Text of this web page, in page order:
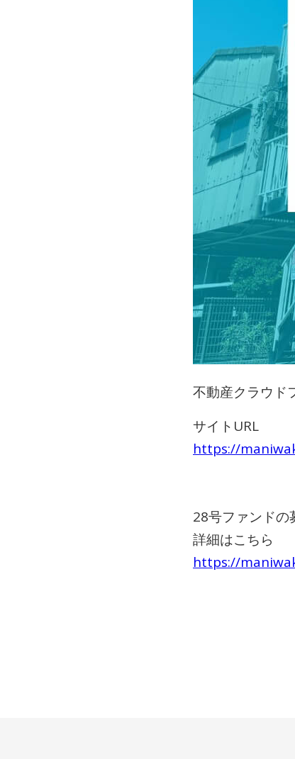
不動産クラウド
サイトURL
https://
28号ファンドの
詳細はこちら
https://